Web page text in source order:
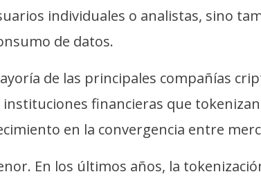
individuales o analistas, sino
de datos.
de las principales compañías
financieras que
en la convergencia entre
En los últimos años, la